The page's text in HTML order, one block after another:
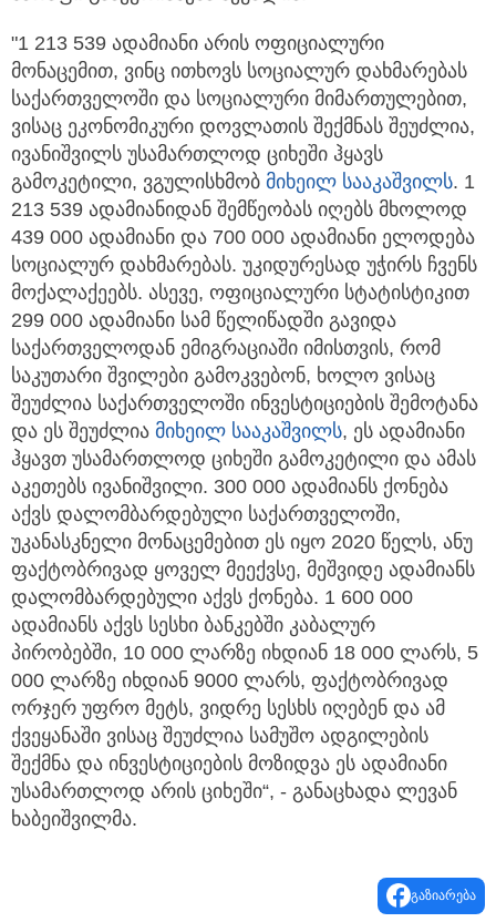
"1 213 539 ადამიანი არის ოფიციალური
მონაცემით, ვინც ითხოვს სოციალურ დახმარებას
საქართველოში და სოციალური მიმართულებით,
ვისაც ეკონომიკური დოვლათის შექმნას შეუძლია,
ივანიშვილს უსამართლოდ ციხეში ჰყავს
გამოკეტილი, ვგულისხმობ მიხეილ სააკაშვილს. 1
213 539 ადამიანიდან შემწეობას იღებს მხოლოდ
439 000 ადამიანი და 700 000 ადამიანი ელოდება
სოციალურ დახმარებას. უკიდურესად უჭირს ჩვენს
მოქალაქეებს. ასევე, ოფიციალური სტატისტიკით
299 000 ადამიანი სამ წელიწადში გავიდა
საქართველოდან ემიგრაციაში იმისთვის, რომ
საკუთარი შვილები გამოკვებონ, ხოლო ვისაც
შეუძლია საქართველოში ინვესტიციების შემოტანა
და ეს შეუძლია მიხეილ სააკაშვილს, ეს ადამიანი
ჰყავთ უსამართლოდ ციხეში გამოკეტილი და ამას
აკეთებს ივანიშვილი. 300 000 ადამიანს ქონება
აქვს დალომბარდებული საქართველოში,
უკანასკნელი მონაცემებით ეს იყო 2020 წელს, ანუ
ფაქტობრივად ყოველ მეექვსე, მეშვიდე ადამიანს
დალომბარდებული აქვს ქონება. 1 600 000
ადამიანს აქვს სესხი ბანკებში კაბალურ
პირობებში, 10 000 ლარზე იხდიან 18 000 ლარს, 5
000 ლარზე იხდიან 9000 ლარს, ფაქტობრივად
ორჯერ უფრო მეტს, ვიდრე სესხს იღებენ და ამ
ქვეყანაში ვისაც შეუძლია სამუშო ადგილების
შექმნა და ინვესტიციების მოზიდვა ეს ადამიანი
უსამართლოდ არის ციხეში“, - განაცხადა ლევან
ხაბეიშვილმა.
გაზიარება